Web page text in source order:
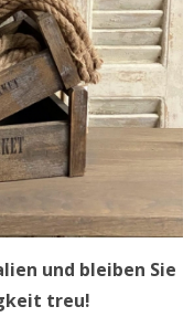
und bleiben Sie
treu!